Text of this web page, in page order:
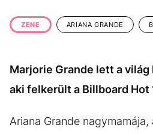
ÉLETMÓD
VIDEÓ
ZENE ARIANA GRANDE
Marjorie Grande lett a
aki felkerült a Billboard
Ariana Grande